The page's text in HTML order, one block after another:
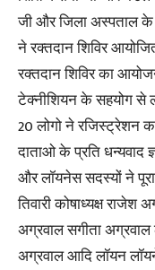
जी और जिला अस्पताल
ने रक्तदान शिविर
रक्तदान शिविर का
टेक्नीशियन के सहयोग से
20 लोगो ने रजिस्ट्रेशन
दाताओ के प्रति धन्यवाद
और लॉयनेस सदस्यों ने
तिवारी कोषाध्यक्ष
अग्रवाल सगीता अग्रवाल
अग्रवाल आदि लॉयन